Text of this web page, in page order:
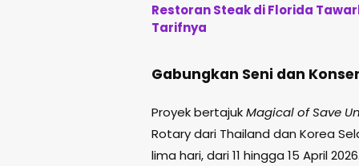
Restoran Steak di Florida
Tarifnya
Gabungkan Seni dan
Proyek bertajukMagical of Save
Rotary dari Thailand dan Korea
lima hari, dari 11 hingga 15 April